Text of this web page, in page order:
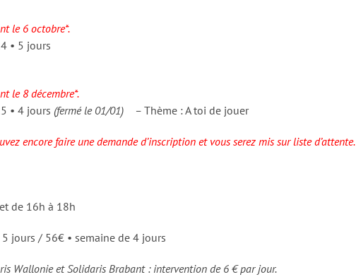
le 6 octobre*.
• 5 jours
le 8 décembre*.
• 4 jours (fermé le 01/01) – Thème : A toi de jouer
encore faire une demande d’inscription et vous serez mis sur liste d’attente.
de 16h à 18h
jours / 56€ • semaine de 4 jours
Wallonie et Solidaris Brabant : intervention de 6 € par jour.